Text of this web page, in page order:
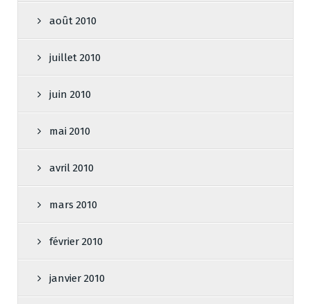
août 2010
juillet 2010
juin 2010
mai 2010
avril 2010
mars 2010
février 2010
janvier 2010